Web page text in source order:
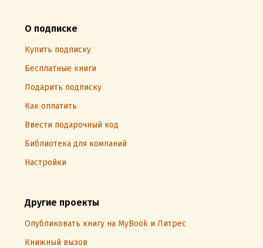
О подписке
Купить подписку
Бесплатные книги
Подарить подписку
Как оплатить
Ввести подарочный код
Библиотека для компаний
Настройки
Другие проекты
Опубликовать книгу на MyBook и Литрес
Книжный вызов